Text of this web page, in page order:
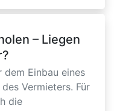
– Liegen
Einbau eines
Vermieters. Für
die